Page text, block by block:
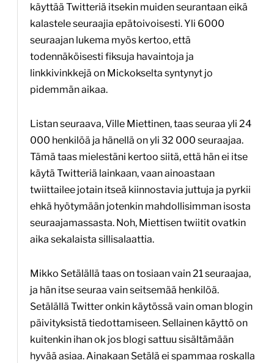
käyttää Twitteriä itsekin muiden seurantaan eikä
kalastele seuraajia epätoivoisesti. Yli 6000
seuraajan lukema myös kertoo, että
todennäköisesti fiksuja havaintoja ja
linkkivinkkejä on Mickokselta syntynyt jo
pidemmän aikaa.
Listan seuraava, Ville Miettinen, taas seuraa yli 24
000 henkilöä ja hänellä on yli 32 000 seuraajaa.
Tämä taas mielestäni kertoo siitä, että hän ei itse
käytä Twitteriä lainkaan, vaan ainoastaan
twiittailee jotain itseä kiinnostavia juttuja ja pyrkii
ehkä hyötymään jotenkin mahdollisimman isosta
seuraajamassasta. Noh, Miettisen twiitit ovatkin
aika sekalaista sillisalaattia.
Mikko Setälällä taas on tosiaan vain 21 seuraajaa,
ja hän itse seuraa vain seitsemää henkilöä.
Setälällä Twitter onkin käytössä vain oman blogin
päivityksistä tiedottamiseen. Sellainen käyttö on
kuitenkin ihan ok jos blogi sattuu sisältämään
hyvää asiaa. Ainakaan Setälä ei spammaa roskalla